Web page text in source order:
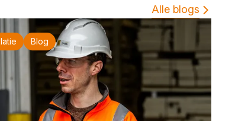
Alle blogs
Blog